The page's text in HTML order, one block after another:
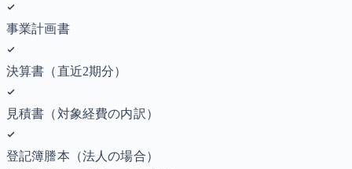
事業計画書
決算書（直近2期分）
見積書（対象経費の内訳）
登記簿謄本（法人の場合）